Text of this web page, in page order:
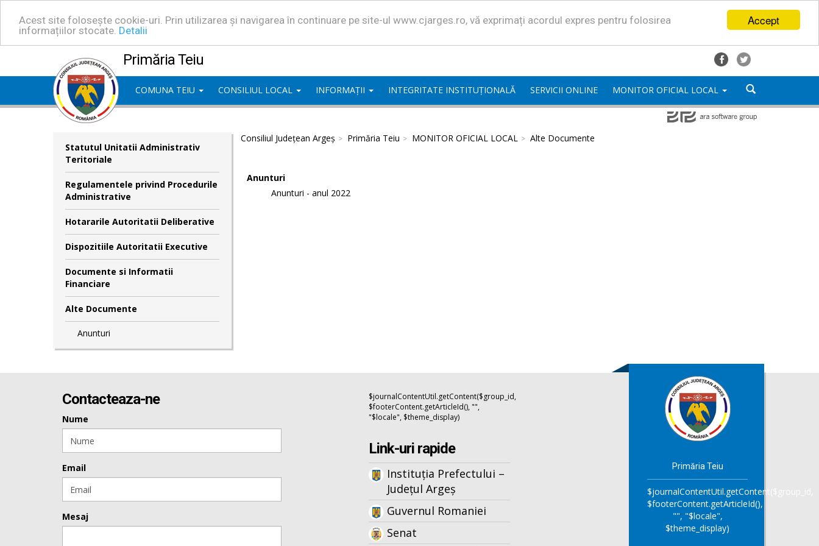
Accept
Acest site folosește cookie-uri. Prin utilizarea și navigarea în continuare pe site-ul www.cjarges.ro, vă exprimați acordul expres pentru folosirea
informațiilor stocate. Detalii
Primăria Teiu
COMUNA TEIU CONSILIUL LOCAL INFORMAȚII INTEGRITATE INSTITUȚIONALĂ SERVICII ONLINE MONITOR OFICIAL LOCAL
Statutul Unitatii Administrativ
Teritoriale
Regulamentele privind Procedurile
Administrative
Hotararile Autoritatii Deliberative
Dispozitiile Autoritatii Executive
Documente si Informatii
Financiare
Alte Documente
Anunturi
Consiliul Județean Argeș Primăria Teiu MONITOR OFICIAL LOCAL Alte Documente
Anunturi
Anunturi - anul 2022
Contacteaza-ne
Nume
Email
Mesaj
$journalContentUtil.getContent($group_id,
$footerContent.getArticleId(), "",
"$locale", $theme_display)
Link-uri rapide
Instituția Prefectului –
Județul Argeș
Guvernul Romaniei
Senat
Primăria Teiu
$journalContentUtil.getContent($group_id,
$footerContent.getArticleId(),
"", "$locale",
$theme_display)